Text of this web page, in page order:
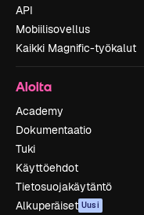
API
Mobiilisovellus
Kaikki Magnific-työkalut
Aloita
Academy
Dokumentaatio
Tuki
Käyttöehdot
Tietosuojakäytäntö
Alkuperäiset Uusi